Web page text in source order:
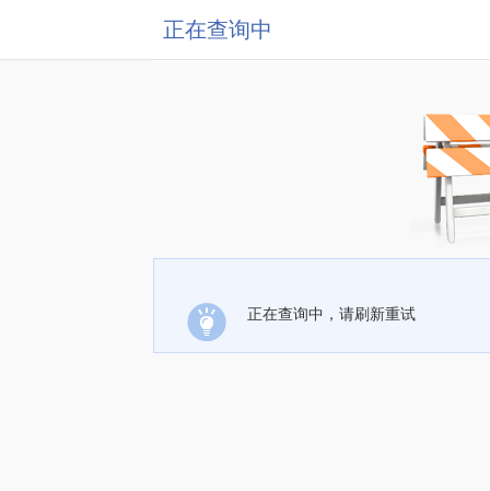
正在查询中
正在查询中，请刷新重试